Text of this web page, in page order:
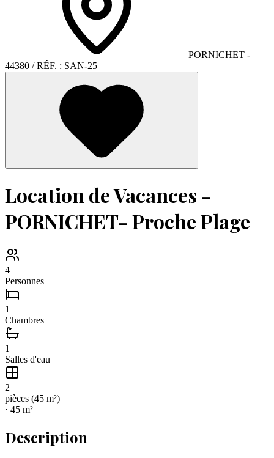
PORNICHET -
44380 / RÉF. : SAN-25
Location de Vacances -
PORNICHET- Proche Plage
4
Personnes
1
Chambres
1
Salles d'eau
2
pièces (45 m²)
· 45 m²
Description